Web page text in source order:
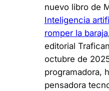
nuevo libro de
Inteligencia
romper la baraja
editorial
octubre de
programadora,
pensadora